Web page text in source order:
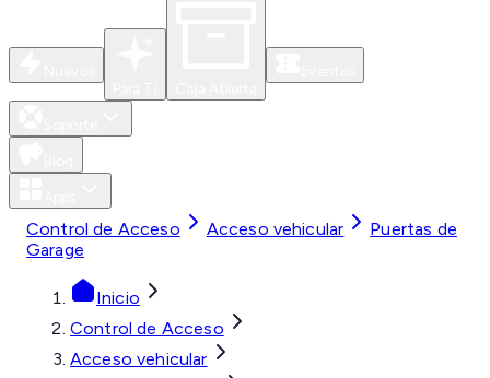
Control de Acceso Acceso vehicular
Puertas de
Garage
Inicio
Control de Acceso
Acceso vehicular